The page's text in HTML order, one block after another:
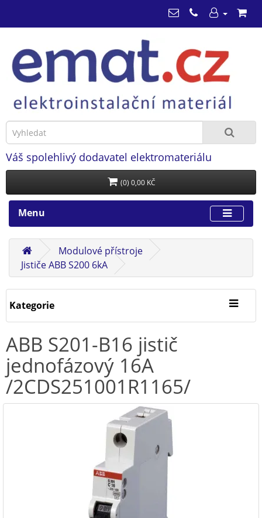
Váš spolehlivý dodavatel elektromateriálu
(0) 0,00 KČ
Menu
Modulové přístroje
Jističe ABB S200 6kA
Kategorie
ABB S201-B16 jistič
jednofázový 16A
/2CDS251001R1165/